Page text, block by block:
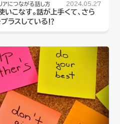
アにつながる話し方 2024.05.27
こなす。話が上手くて、さら
ラスしている⁉️